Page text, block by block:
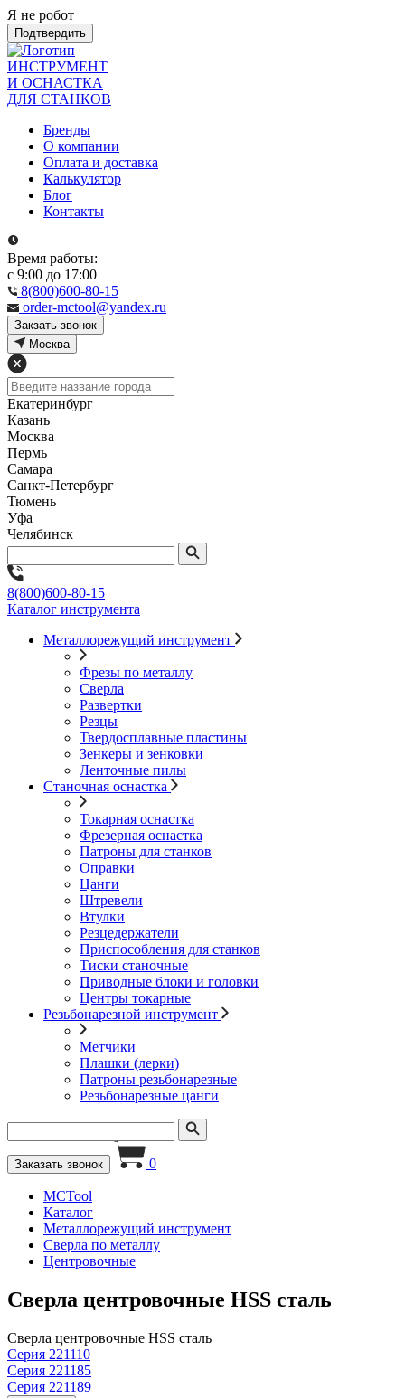
Я не робот
Подтвердить
ИНСТРУМЕНТ
И ОСНАСТКА
ДЛЯ СТАНКОВ
Бренды
О компании
Оплата и доставка
Калькулятор
Блог
Контакты
Время работы:
с 9:00 до 17:00
8(800)600-80-15
order-mctool@yandex.ru
Закзать звонок
Москва
Екатеринбург
Казань
Москва
Пермь
Самара
Санкт-Петербург
Тюмень
Уфа
Челябинск
8(800)600-80-15
Каталог инструмента
Металлорежущий инструмент
Фрезы по металлу
Сверла
Развертки
Резцы
Твердосплавные пластины
Зенкеры и зенковки
Ленточные пилы
Станочная оснастка
Токарная оснастка
Фрезерная оснастка
Патроны для станков
Оправки
Цанги
Штревели
Втулки
Резцедержатели
Приспособления для станков
Тиски станочные
Приводные блоки и головки
Центры токарные
Резьбонарезной инструмент
Метчики
Плашки (лерки)
Патроны резьбонарезные
Резьбонарезные цанги
Заказать звонок 0
MCTool
Каталог
Металлорежущий инструмент
Сверла по металлу
Центровочные
Сверла центровочные HSS сталь
Сверла центровочные HSS сталь
Серия 221110
Серия 221185
Серия 221189